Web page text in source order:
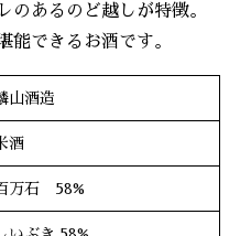
のあるのど越しが特徴。
能できるお酒です。
山酒造
酒
万石 58%